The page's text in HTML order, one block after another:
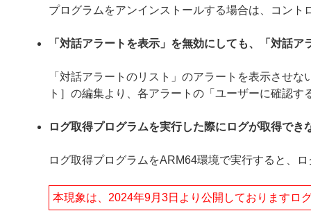
プログラムをアンインストールする場合は、コン
「対話アラートを表示」を無効にしても、「対話
「対話アラートのリスト」のアラートを表示させ
ト］の編集より、各アラートの「ユーザーに確認
ログ取得プログラムを実行した際にログが取得でき
ログ取得プログラムをARM64環境で実行すると、
本現象は、2024年9月3日より公開しておりますロ